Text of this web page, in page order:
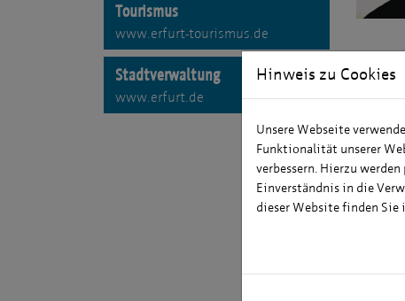
Tourismus
www.erfurt-tourismus.de
Stadtverwaltung
www.erfurt.de
Über
1975
Hinweis zu Cookies
Unsere Webseite
Funktionalität unserer
verbessern. Hierzu
Einverständnis in die
dieser Website finden Sie